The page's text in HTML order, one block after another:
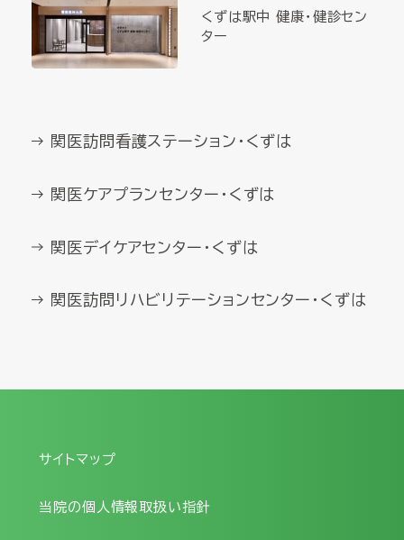
くずは駅中 健康・健診セン
ター
関医訪問看護ステーション・くずは
関医ケアプランセンター・くずは
関医デイケアセンター・くずは
関医訪問リハビリテーションセンター・くずは
サイトマップ
当院の個人情報取扱い指針